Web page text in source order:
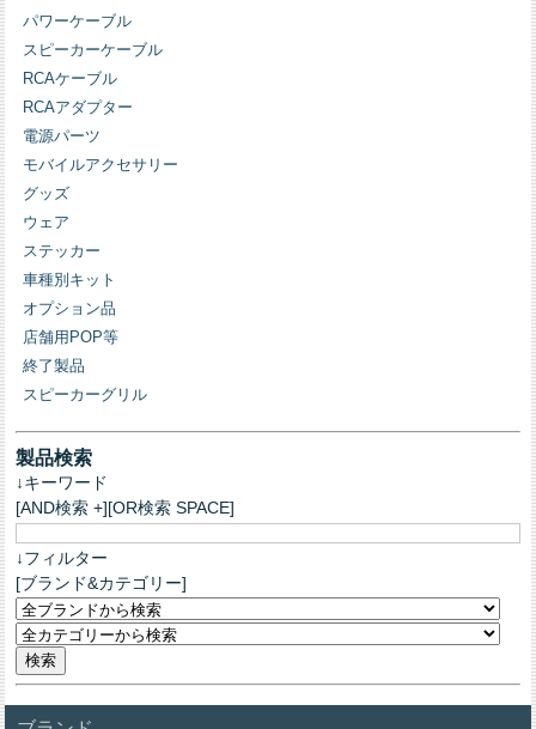
パワーケーブル
スピーカーケーブル
RCAケーブル
RCAアダプター
電源パーツ
モバイルアクセサリー
グッズ
ウェア
ステッカー
車種別キット
オプション品
店舗用POP等
終了製品
スピーカーグリル
製品検索
↓キーワード
[AND検索 +][OR検索 SPACE]
↓フィルター
[ブランド&カテゴリー]